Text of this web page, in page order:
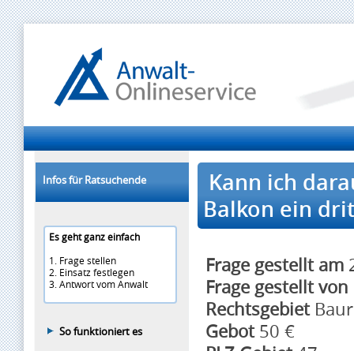
Infos für Ratsuchende
Es geht ganz einfach
1. Frage stellen
2. Einsatz festlegen
3. Antwort vom Anwalt
So funktioniert es
Kann ich
Balkon ein
Frage gestellt am
Frage gestellt von
Rechtsgebiet
Gebot50 €